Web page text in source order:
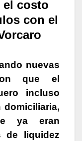
el costo
con el
nuevas
que el
incluso
ya eran
de liquidez